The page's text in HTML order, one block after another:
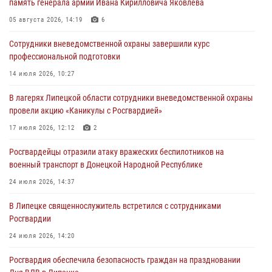
Дня ВДВ в Липецке
03 августа 2026, 13:43
Росгвардейцы обеспечили безопасность граждан в День Лев-
Толстовского района
03 августа 2026, 13:41
Росгвардия противодействует БПЛА ВСУ на южном направлении
(видео)
03 августа 2026, 13:39
память генерала армии Ивана Кирилловича Яковлева
05 августа 2026, 14:19 6
Сотрудники вневедомственной охраны завершили курс
профессиональной подготовки
14 июля 2026, 10:27
В лагерях Липецкой области сотрудники вневедомственной охраны
провели акцию «Каникулы с Росгвардией»
17 июля 2026, 12:12 2
Росгвардейцы отразили атаку вражеских беспилотников на
военный транспорт в Донецкой Народной Республике
24 июля 2026, 14:37
В Липецке священнослужитель встретился с сотрудниками
Росгвардии
24 июля 2026, 14:20
Росгвардия обеспечила безопасность граждан на праздновании